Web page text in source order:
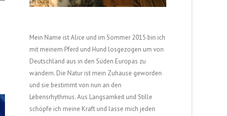
Mein Name ist Alice und im Sommer 2015 bin ich
mit meinem Pferd und Hund losgezogen um von
Deutschland aus in den Süden Europas zu
wandern. Die Natur ist mein Zuhause geworden
und sie bestimmt von nun an den
Lebensrhythmus. Aus Langsamkeit und Stille
schöpfe ich meine Kraft und lasse mich jeden